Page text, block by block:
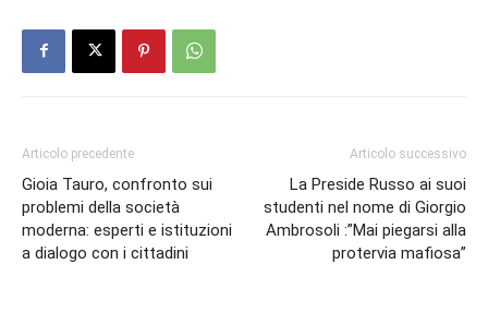
Articolo precedente
Gioia Tauro, confronto sui
problemi della società
moderna: esperti e istituzioni
a dialogo con i cittadini
Articolo successivo
La Preside Russo ai suoi
studenti nel nome di Giorgio
Ambrosoli :”Mai piegarsi alla
protervia mafiosa”